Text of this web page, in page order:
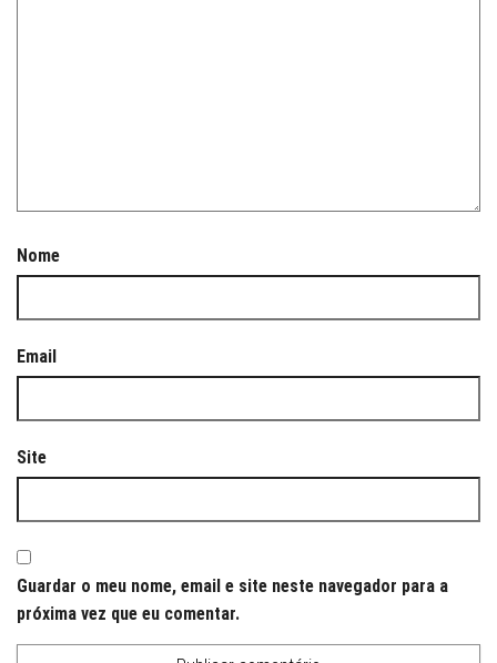
Nome
Email
Site
Guardar o meu nome, email e site neste navegador para a
próxima vez que eu comentar.